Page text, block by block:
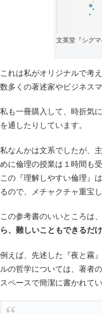
文英堂『シグ
これは私がオリジナルで考
数多くの著述家やビジネス
私も一冊購入して、時折気
を通したりしています。
私なんかは文系でしたが、
めに倫理の授業は１時間も
この『理解しやすい倫理』
るので、メチャクチャ重宝し
この参考書のいいところは、
ら、難しいこともできるだ
例えば、先述した『夜と霧
ルの哲学については、著者
スペースで簡潔に書かれてい